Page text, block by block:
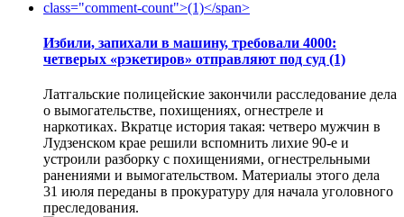
Избили, запихали в машину, требовали 4000:
четверых «рэкетиров» отправляют под суд (1)
Латгальские полицейские закончили расследование дела
о вымогательстве, похищениях, огнестреле и
наркотиках. Вкратце история такая: четверо мужчин в
Лудзенском крае решили вспомнить лихие 90-е и
устроили разборку с похищениями, огнестрельными
ранениями и вымогательством. Материалы этого дела
31 июля переданы в прокуратуру для начала уголовного
преследования.